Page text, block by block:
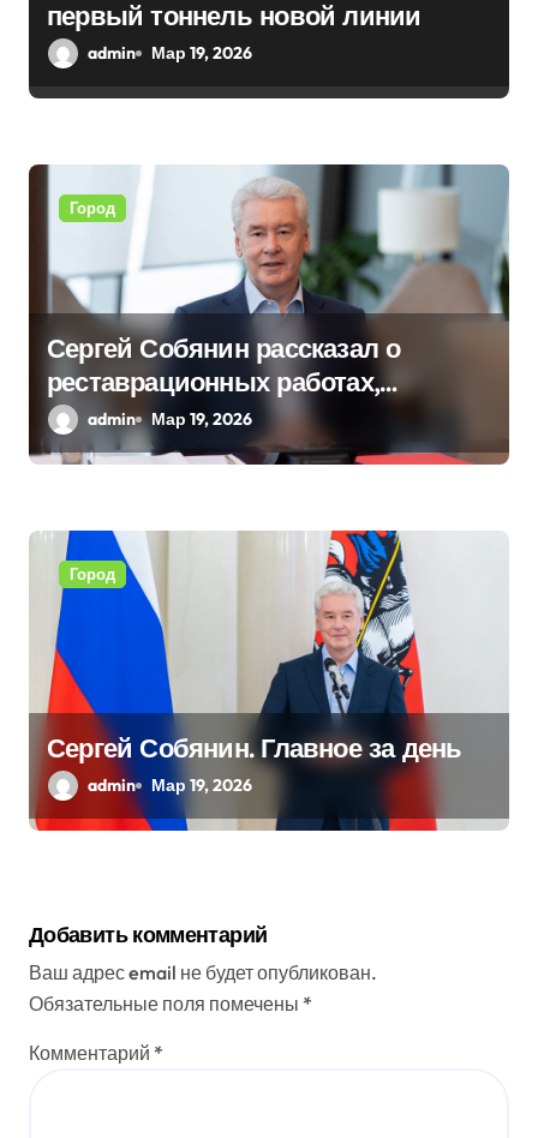
п
и
я
первый тоннель новой линии
admin Мар 19, 2026
Город
Сергей Собянин рассказал о
реставрационных работах,
проведенных в столице
admin Мар 19, 2026
Город
Сергей Собянин. Главное за день
admin Мар 19, 2026
Добавить комментарий
Ваш адрес email не будет опубликован.
Обязательные поля помечены *
Комментарий *